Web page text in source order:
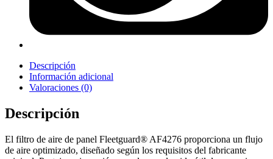
Descripción
Información adicional
Valoraciones (0)
Descripción
El filtro de aire de panel Fleetguard® AF4276 proporciona un flujo
de aire optimizado, diseñado según los requisitos del fabricante